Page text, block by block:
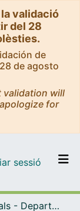
validació
del 28
de
de agosto
validation will
for
el DD
sessió (current)
Tesis Doctorals - Departament - Teoria i Història de l'Educació